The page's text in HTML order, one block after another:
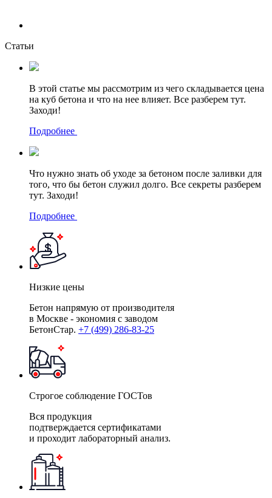
Статьи
В этой статье мы рассмотрим из чего складывается цена
на куб бетона и что на нее влияет. Все разберем тут.
Заходи!
Подробнее
Что нужно знать об уходе за бетоном после заливки для
того, что бы бетон служил долго. Все секреты разберем
тут. Заходи!
Подробнее
Низкие цены
Бетон напрямую от производителя
в Москве - экономия с заводом
БетонСтар. +7 (499) 286-83-25
Строгое соблюдение ГОСТов
Вся продукция
подтверждается сертификатами
и проходит лабораторный анализ.